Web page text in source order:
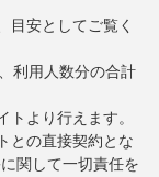
目安としてご覧く
利用人数分の合計
より行えます。
との直接契約とな
関して一切責任を